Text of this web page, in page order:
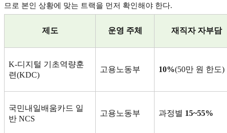
므로 본인 상황에 맞는 트랙을 먼저 확인해야 한다.
제도 운영 주체 재직자 자부담
K-디지털 기초역량훈
련(KDC)
고용노동부 10%(50만 원 한도)
국민내일배움카드 일
반 NCS
고용노동부 과정별 15~55%